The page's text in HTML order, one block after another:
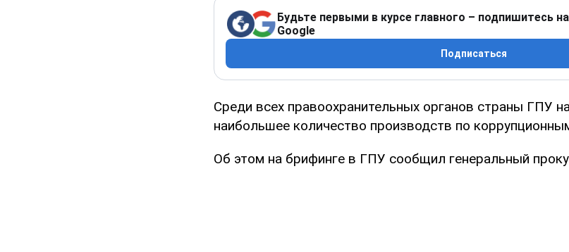
Будьте первыми в курсе главного – подпишитесь
Google
Подписаться
Среди всех правоохранительных органов страны ГПУ
наибольшее количество производств по
Об этом на брифинге в ГПУ сообщил генеральный